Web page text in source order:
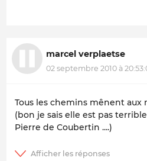
marcel verplaetse
02 septembre 2010 à
Tous les chemins mênent aux
(bon je sais elle est pas
Pierre de Coubertin ....)